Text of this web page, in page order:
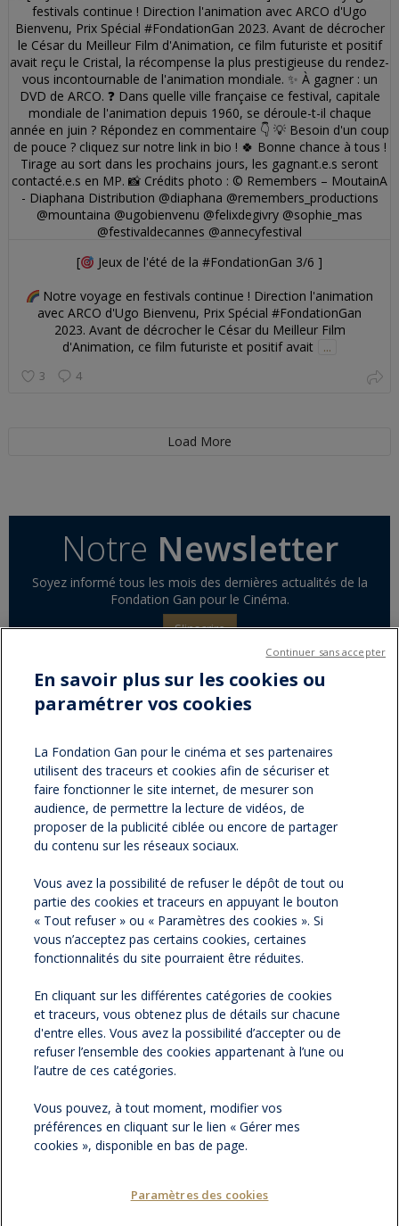
[
Jeux de l'été de la #FondationGan 3/6 ]
Notre voyage en festivals continue ! Direction l'animation
avec ARCO d'Ugo Bienvenu, Prix Spécial #FondationGan
2023. Avant de décrocher le César du Meilleur Film
d'Animation, ce film futuriste et positif avait
...
3 4
Load More
Notre Newsletter
Soyez informé tous les mois des dernières actualités de la
Fondation Gan pour le Cinéma.
S'inscrire
Partager sur :
facebook
twitterVersion
imprimable
NOS NEWSLETTERS
NOS PARTENAIRES
ESPACE PRESSE
NOS ACTUALITÉS
CONTACTEZ-NOUS
En savoir plus sur les cookies ou
paramétrer vos cookies
La Fondation Gan pour le cinéma et ses partenaires
utilisent des traceurs et cookies afin de sécuriser et
faire fonctionner le site internet, de mesurer son
audience, de permettre la lecture de vidéos, de
proposer de la publicité ciblée ou encore de partager
du contenu sur les réseaux sociaux.
Vous avez la possibilité de refuser le dépôt de tout ou
partie des cookies et traceurs en appuyant le bouton
« Tout refuser » ou « Paramètres des cookies ». Si
vous n’acceptez pas certains cookies, certaines
fonctionnalités du site pourraient être réduites.
En cliquant sur les différentes catégories de cookies
et traceurs, vous obtenez plus de détails sur chacune
d'entre elles. Vous avez la possibilité d’accepter ou de
refuser l’ensemble des cookies appartenant à l’une ou
l’autre de ces catégories.
Vous pouvez, à tout moment, modifier vos
préférences en cliquant sur le lien « Gérer mes
cookies », disponible en bas de page.
Paramètres des cookies
Continuer sans accepter